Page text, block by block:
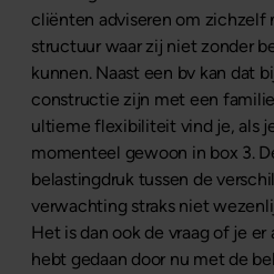
cliënten adviseren om zichzelf
structuur waar zij niet zonder
kunnen. Naast een bv kan dat
constructie zijn met een
ultieme flexibiliteit vind je, als
momenteel gewoon in box 3.
belastingdruk tussen de
verwachting straks niet
Het is dan ook de vraag of je
hebt gedaan door nu met de